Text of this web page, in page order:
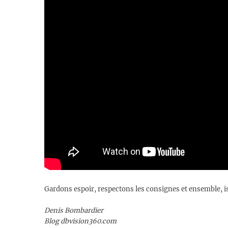
Gardons espoir, respectons les consignes et ensemble,
Denis Bombardier
Blog dbvision360.com